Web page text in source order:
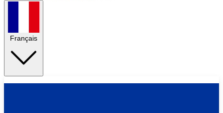
Français